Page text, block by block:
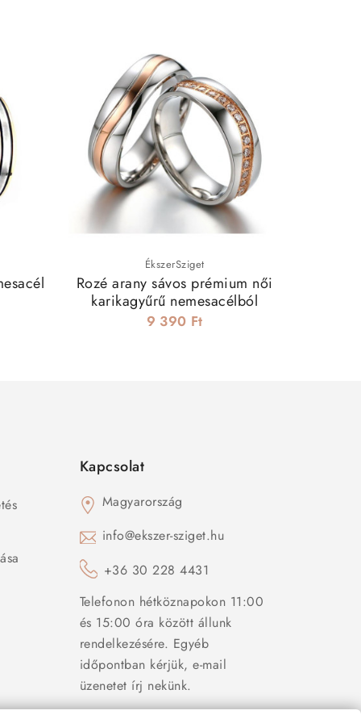
ÉkszerSziget
Rozé arany sávos prémium női
karikagyűrű nemesacélból
9 390 Ft
Kapcsolat
Magyarország
info@ekszer-sziget.hu
+36 30 228 4431
Telefonon hétköznapokon 11:00
és 15:00 óra között állunk
rendelkezésére. Egyéb
időpontban kérjük, e-mail
üzenetet írj nekünk.